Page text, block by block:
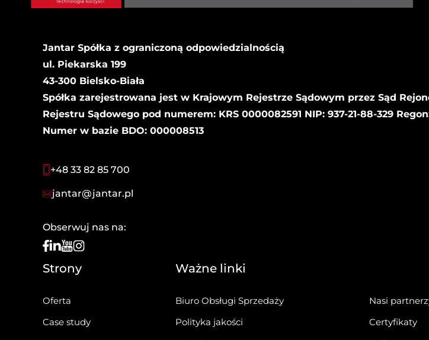
Jantar Spółka z ograniczoną odpowiedzialnością
ul. Piekarska 199
43-300 Bielsko-Biała
Spółka zarejestrowana jest w Krajowym Rejestrze Sądowym przez Sąd
Rejestru Sądowego pod numerem: KRS 0000082591 NIP: 937-21-88-329
Numer w bazie BDO: 000008513
+48 33 82 85 700
jantar@jantar.pl
Obserwuj nas na:
Strony
Oferta
Case study
Ważne linki
Biuro Obsługi Sprzedaży
Polityka jakości
Nasi
Certyfikaty